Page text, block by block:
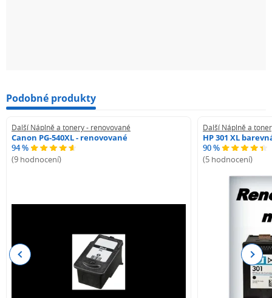
Podobné produkty
Další Náplně a tonery - renovované
Canon PG-540XL - renovované
94 %
(9 hodnocení)
Další Náplně a
HP 301 XL
90 %
(5 hodnocení)
Previous Next